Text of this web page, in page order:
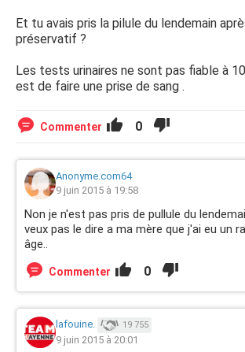
Et tu avais pris la pilule du lendemain
préservatif ?
Les tests urinaires ne sont pas fiable à
est de faire une prise de sang .
Commenter 0
Anonyme.com64
9 juin 2015 à 19:58
Non je n'est pas pris de pullule du
veux pas le dire a ma mère que j'ai eu un
âge..
Commenter 0
lafouine. 19 755
9 juin 2015 à 20:01